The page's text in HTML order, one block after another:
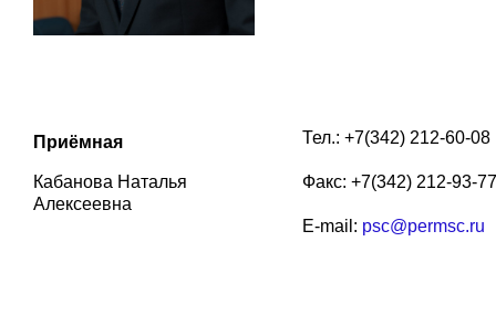
Приёмная
Кабанова Наталья
Алексеевна
Тел.: +7(342) 212-60-08
Факс: +7(342) 212-93-77
E-mail: psc@permsc.ru